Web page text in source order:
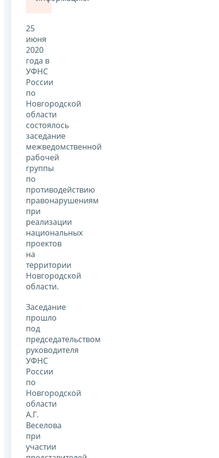
25
июня
2020
года в
УФНС
России
по
Новгородской
области
состоялось
заседание
межведомственной
рабочей
группы
по
противодействию
правонарушениям
при
реализации
национальных
проектов
на
территории
Новгородской
области.
Заседание
прошло
под
председательством
руководителя
УФНС
России
по
Новгородской
области
А.Г.
Веселова
при
участии